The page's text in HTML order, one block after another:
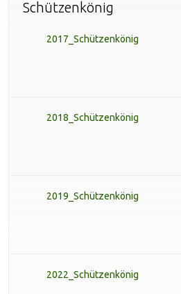
Schützenkönig
2017_Schützenkönig
2018_Schützenkönig
2019_Schützenkönig
2022_Schützenkönig